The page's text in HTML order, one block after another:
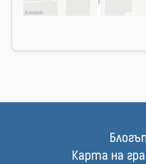
Карта на